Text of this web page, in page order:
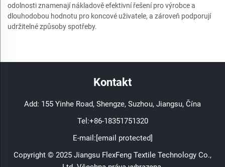
odolnosti znamenají nákladově efektivní řešení pro výrobce a
dlouhodobou hodnotu pro koncové uživatele, a zároveň podporují
udržitelné způsoby spotřeby.
Kontakt
Add: 155 Yinhe Road, Shengze, Suzhou, Jiangsu, Čína
Tel:+86-18351751320
E-mail:[email protected]
Copyright © 2025 Jiangsu FlexFeng Textile Technology Co.,